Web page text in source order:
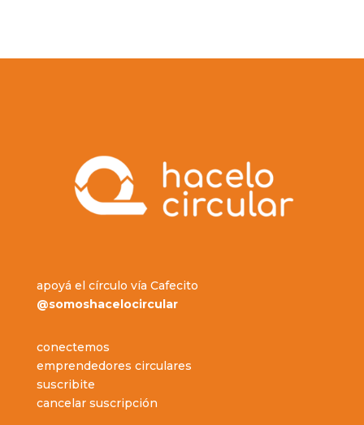
apoyá el círculo vía Cafecito
@somoshacelocircular
conectemos
emprendedores circulares
suscribite
cancelar suscripción